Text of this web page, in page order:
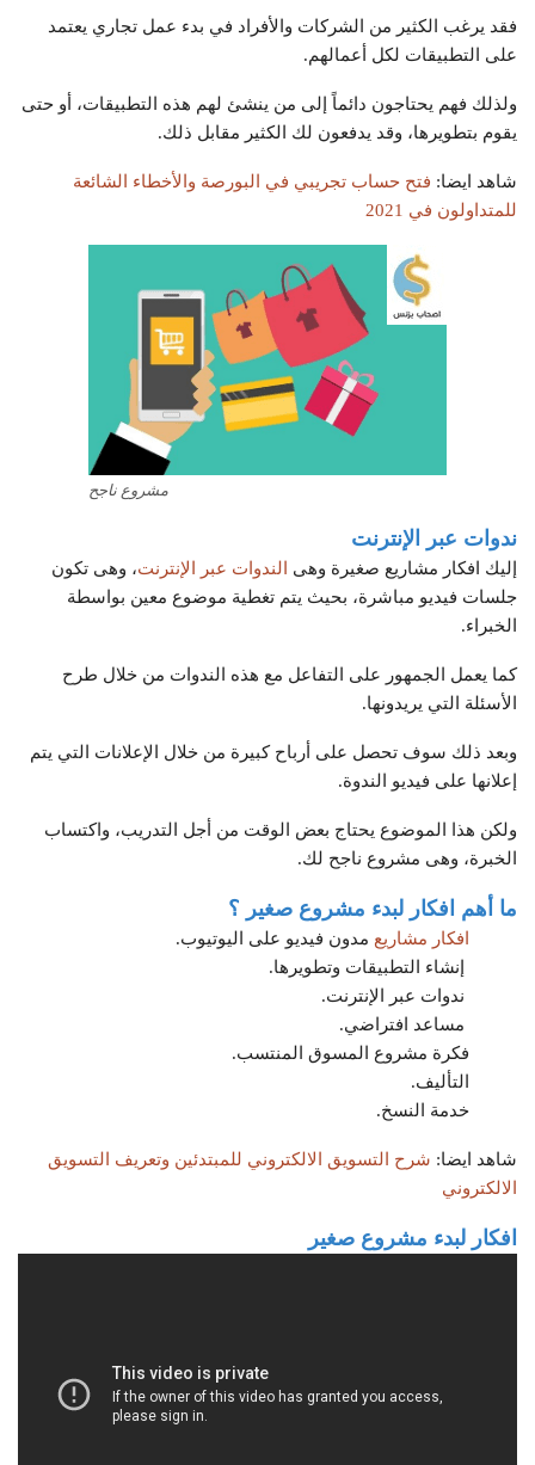
فقد يرغب الكثير من الشركات والأفراد في بدء عمل تجاري يعتمد
على التطبيقات لكل أعمالهم.
ولذلك فهم يحتاجون دائماً إلى من ينشئ لهم هذه التطبيقات، أو حتى
يقوم بتطويرها، وقد يدفعون لك الكثير مقابل ذلك.
شاهد ايضا: فتح حساب تجريبي في البورصة والأخطاء الشائعة
للمتداولون في 2021
مشروع ناجح
ندوات عبر الإنترنت
إليك افكار مشاريع صغيرة وهى الندوات عبر الإنترنت، وهى تكون
جلسات فيديو مباشرة، بحيث يتم تغطية موضوع معين بواسطة
الخبراء.
كما يعمل الجمهور على التفاعل مع هذه الندوات من خلال طرح
الأسئلة التي يريدونها.
وبعد ذلك سوف تحصل على أرباح كبيرة من خلال الإعلانات التي يتم
إعلانها على فيديو الندوة.
ولكن هذا الموضوع يحتاج بعض الوقت من أجل التدريب، واكتساب
الخبرة، وهى مشروع ناجح لك.
ما أهم افكار لبدء مشروع صغير ؟
افكار مشاريع مدون فيديو على اليوتيوب.
إنشاء التطبيقات وتطويرها.
ندوات عبر الإنترنت.
مساعد افتراضي.
فكرة مشروع المسوق المنتسب.
التأليف.
خدمة النسخ.
شاهد ايضا: شرح التسويق الالكتروني للمبتدئين وتعريف التسويق
الالكتروني
افكار لبدء مشروع صغير